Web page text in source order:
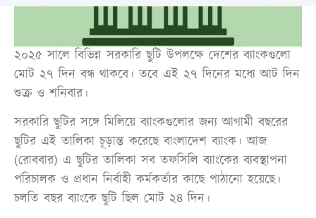
২০২৫ সালে বিভিন্ন সরকারি ছুটি উপলক্ষে দেশের ব্যাংকগুলো
মোট ২৭ দিন বন্ধ থাকবে। তবে এই ২৭ দিনের মধ্যে আট দিন
শুক্র ও শনিবার।
সরকারি ছুটির সঙ্গে মিলিয়ে ব্যাংকগুলোর জন্য আগামী বছরের
ছুটির এই তালিকা চূড়ান্ত করেছে বাংলাদেশ ব্যাংক। আজ
(রোববার) এ ছুটির তালিকা সব তফসিলি ব্যাংকের ব্যবস্থাপনা
পরিচালক ও প্রধান নির্বাহী কর্মকর্তার কাছে পাঠানো হয়েছে।
চলতি বছর ব্যাংকে ছুটি ছিল মোট ২৪ দিন।